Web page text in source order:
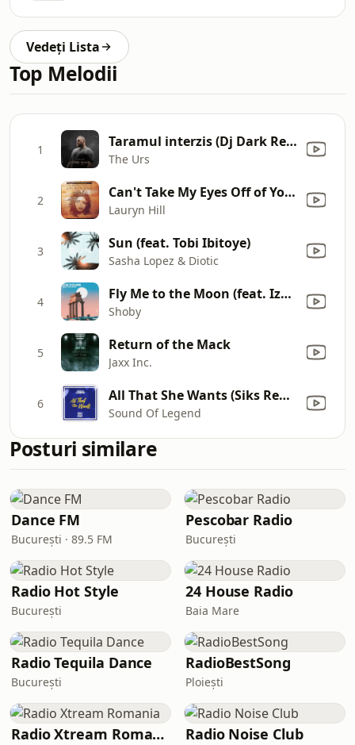
Vedeți Lista
Top Melodii
1 Taramul interzis (Dj Dark Remix)
The Urs
2 Can't Take My Eyes Off of You (I Love You Baby)
Lauryn Hill
3 Sun (feat. Tobi Ibitoye)
Sasha Lopez & Diotic
4 Fly Me to the Moon (feat. Izzie Naylor)
Shoby
5 Return of the Mack
Jaxx Inc.
6 All That She Wants (Siks Remix)
Sound Of Legend
Posturi similare
Dance FM
București · 89.5 FM
Pescobar Radio
București
Radio Hot Style
București
24 House Radio
Baia Mare
Radio Tequila Dance
București
RadioBestSong
Ploiești
Radio Xtream Romania Radio Noise Club